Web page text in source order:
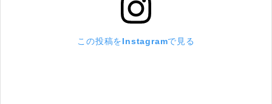
この投稿をInstagramで見る